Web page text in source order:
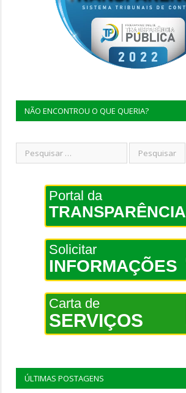
NÃO ENCONTROU O QUE QUERIA?
Portal da
TRANSPARÊNCIA
Solicitar
INFORMAÇÕES
Carta de
SERVIÇOS
ÚLTIMAS POSTAGENS